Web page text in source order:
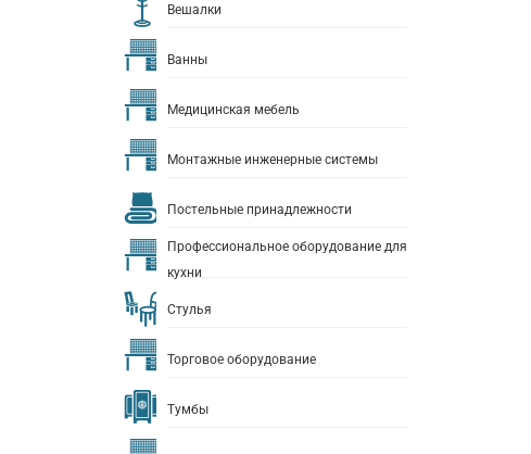
Вешалки
Ванны
Медицинская мебель
Монтажные инженерные системы
Постельные принадлежности
Профессиональное оборудование для
кухни
Стулья
Торговое оборудование
Тумбы